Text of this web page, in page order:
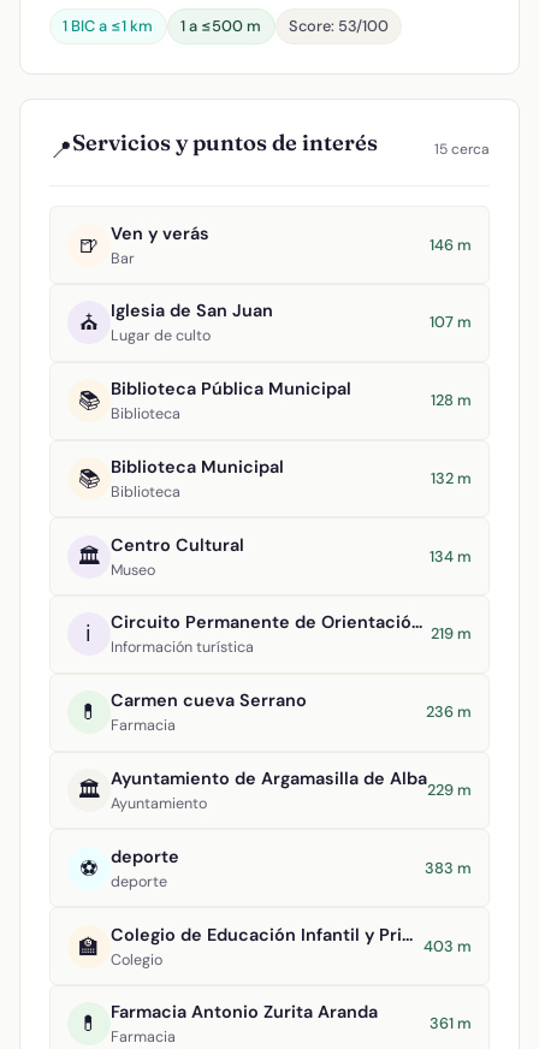
1 BIC a ≤1 km 1 a ≤500 m Score: 53/100
📍Servicios y puntos de interés 15 cerca
🍺 Ven y verás
Bar
146 m
⛪ Iglesia de San Juan
Lugar de culto
107 m
📚 Biblioteca Pública Municipal
Biblioteca
128 m
📚 Biblioteca Municipal
Biblioteca
132 m
🏛️ Centro Cultural
Museo
134 m
ℹ️ Circuito Permanente de Orientación Argamasilla de Alba
Información turística
219 m
💊 Carmen cueva Serrano
Farmacia
236 m
🏛️ Ayuntamiento de Argamasilla de Alba
Ayuntamiento
229 m
⚽ deporte
deporte
383 m
🏫 Colegio de Educación Infantil y Primaria Divino Maestro
Colegio
403 m
💊 Farmacia Antonio Zurita Aranda
Farmacia
361 m